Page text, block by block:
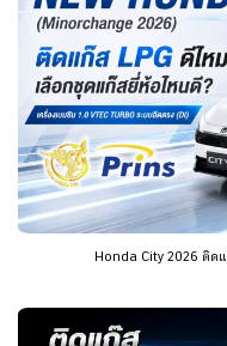
Honda City 2026 ติด